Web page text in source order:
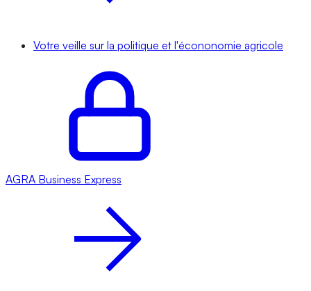
Votre veille sur la politique et l'écononomie agricole
AGRA Business Express